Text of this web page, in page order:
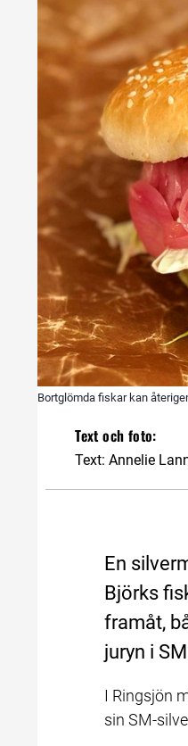
Bortglömda fiskar kan
Text och foto:
Text: Annelie
En
Björks
framåt,
juryn i
I Ringsjön
sin SM-